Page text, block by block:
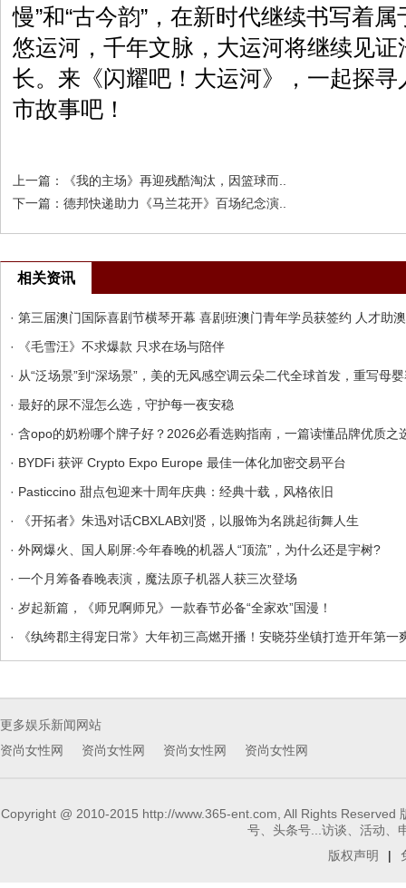
慢”和“古今韵”，在新时代继续书写着
悠运河，千年文脉，大运河将继续见
长。来《闪耀吧！大运河》，一起探
市故事吧！
上一篇：
《我的主场》再迎残酷淘汰，因篮球而..
下一篇： 德邦快递助力《马兰花开》百场纪念演..
相关资讯
· 第三届澳门国际喜剧节横琴开幕 喜剧班澳门青年学员获签约 人才助
· 《毛雪汪》不求爆款 只求在场与陪伴
· 从“泛场景”到“深场景”，美的无风感空调云朵二代全球首发，重写母
· 最好的尿不湿怎么选，守护每一夜安稳
· 含opo的奶粉哪个牌子好？2026必看选购指南，一篇读懂品牌优质之
· BYDFi 获评 Crypto Expo Europe 最佳一体化加密交易平台
· Pasticcino 甜点包迎来十周年庆典：经典十载，风格依旧
· 《开拓者》朱迅对话CBXLAB刘贤，以服饰为名跳起街舞人生
· 外网爆火、国人刷屏:今年春晚的机器人“顶流”，为什么还是宇树?
· 一个月筹备春晚表演，魔法原子机器人获三次登场
· 岁起新篇，《师兄啊师兄》一款春节必备“全家欢”国漫！
· 《纨绔郡主得宠日常》大年初三高燃开播！安晓芬坐镇打造开年第一
更多娱乐新闻网站
资尚女性网
资尚女性网 资尚女性网 资尚女性网
Copyright @ 2010-2015 http://www.365-ent.com, All Rights
号、头条号...访谈、活动、
版权声明
|